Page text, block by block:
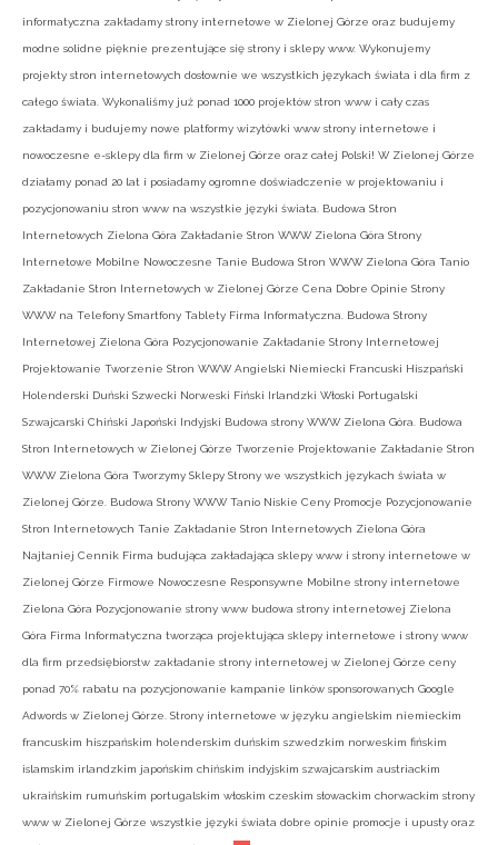
informatyczna zakładamy strony internetowe w Zielonej Górze oraz budujemy
modne solidne pięknie prezentujące się strony i sklepy www. Wykonujemy
projekty stron internetowych dosłownie we wszystkich językach świata i dla firm z
całego świata. Wykonaliśmy już ponad 1000 projektów stron www i cały czas
zakładamy i budujemy nowe platformy wizytówki www strony internetowe i
nowoczesne e-sklepy dla firm w Zielonej Górze oraz całej Polski! W Zielonej Górze
działamy ponad 20 lat i posiadamy ogromne doświadczenie w projektowaniu i
pozycjonowaniu stron www na wszystkie języki świata. Budowa Stron
Internetowych Zielona Góra Zakładanie Stron WWW Zielona Góra Strony
Internetowe Mobilne Nowoczesne Tanie Budowa Stron WWW Zielona Góra Tanio
Zakładanie Stron Internetowych w Zielonej Górze Cena Dobre Opinie Strony
WWW na Telefony Smartfony Tablety Firma Informatyczna. Budowa Strony
Internetowej Zielona Góra Pozycjonowanie Zakładanie Strony Internetowej
Projektowanie Tworzenie Stron WWW Angielski Niemiecki Francuski Hiszpański
Holenderski Duński Szwecki Norweski Fiński Irlandzki Włoski Portugalski
Szwajcarski Chiński Japoński Indyjski Budowa strony WWW Zielona Góra. Budowa
Stron Internetowych w Zielonej Górze Tworzenie Projektowanie Zakładanie Stron
WWW Zielona Góra Tworzymy Sklepy Strony we wszystkich językach świata w
Zielonej Górze. Budowa Strony WWW Tanio Niskie Ceny Promocje Pozycjonowanie
Stron Internetowych Tanie Zakładanie Stron Internetowych Zielona Góra
Najtaniej Cennik Firma budująca zakładająca sklepy www i strony internetowe w
Zielonej Górze Firmowe Nowoczesne Responsywne Mobilne strony internetowe
Zielona Góra Pozycjonowanie strony www budowa strony internetowej Zielona
Góra Firma Informatyczna tworząca projektująca sklepy internetowe i strony www
dla firm przedsiębiorstw zakładanie strony internetowej w Zielonej Górze ceny
ponad 70% rabatu na pozycjonowanie kampanie linków sponsorowanych Google
Adwords w Zielonej Górze. Strony internetowe w języku angielskim niemieckim
francuskim hiszpańskim holenderskim duńskim szwedzkim norweskim fińskim
islamskim irlandzkim japońskim chińskim indyjskim szwajcarskim austriackim
ukraińskim rumuńskim portugalskim włoskim czeskim słowackim chorwackim strony
www w Zielonej Górze wszystkie języki świata dobre opinie promocje i upusty oraz